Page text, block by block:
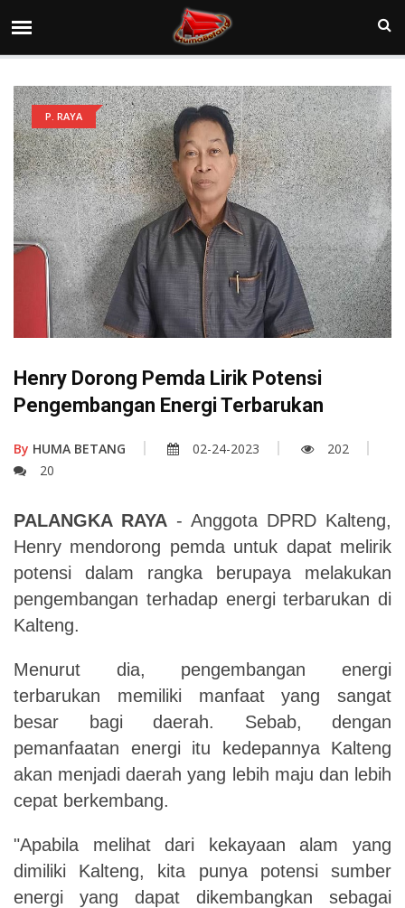
P. RAYA
Henry Dorong Pemda Lirik Potensi
Pengembangan Energi Terbarukan
By HUMA BETANG 02-24-2023
202
20
PALANGKA RAYA - Anggota DPRD Kalteng,
Henry mendorong pemda untuk dapat melirik
potensi dalam rangka berupaya melakukan
pengembangan terhadap energi terbarukan di
Kalteng.
Menurut dia, pengembangan energi
terbarukan memiliki manfaat yang sangat
besar bagi daerah. Sebab, dengan
pemanfaatan energi itu kedepannya Kalteng
akan menjadi daerah yang lebih maju dan lebih
cepat berkembang.
"Apabila melihat dari kekayaan alam yang
dimiliki Kalteng, kita punya potensi sumber
energi yang dapat dikembangkan sebagai